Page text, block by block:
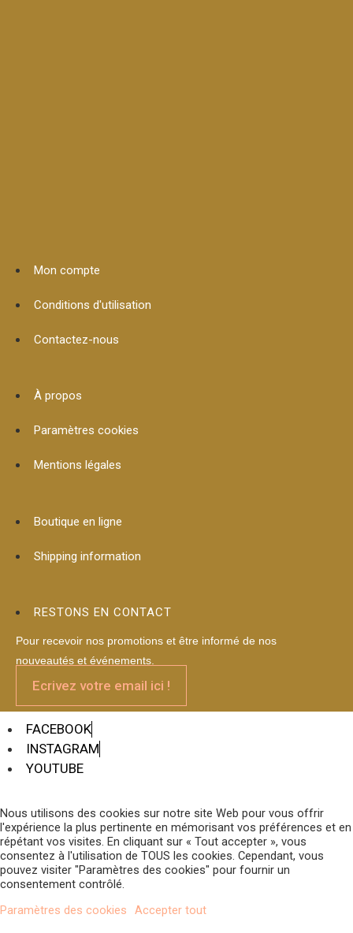
Mon compte
Conditions d'utilisation
Contactez-nous
À propos
Paramètres cookies
Mentions légales
Boutique en ligne
Shipping information
RESTONS EN CONTACT
Pour recevoir nos promotions et être informé de nos
nouveautés et événements.
Ecrivez votre email ici !
FACEBOOK
INSTAGRAM
YOUTUBE
Nous utilisons des cookies sur notre site Web pour vous offrir
l'expérience la plus pertinente en mémorisant vos préférences et en
répétant vos visites. En cliquant sur « Tout accepter », vous
consentez à l'utilisation de TOUS les cookies. Cependant, vous
pouvez visiter "Paramètres des cookies" pour fournir un
consentement contrôlé.
Paramètres des cookies
Accepter tout